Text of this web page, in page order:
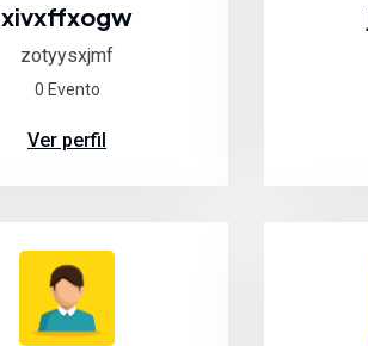
xivxffxogw
zotyysxjmf
0 Evento
Ver perfil